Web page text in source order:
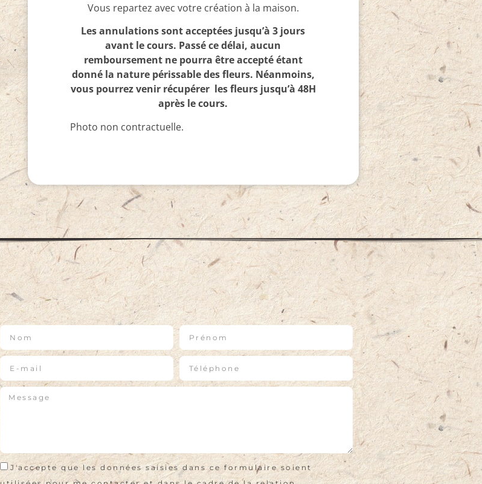
Vous repartez avec votre création à la maison.
Les annulations sont acceptées jusqu’à 3 jours
avant le cours. Passé ce délai, aucun
remboursement ne pourra être accepté étant
donné la nature périssable des fleurs. Néanmoins,
vous pourrez venir récupérer les fleurs jusqu’à 48H
après le cours.
Photo non contractuelle.
J'accepte que les données saisies dans ce formulaire soient